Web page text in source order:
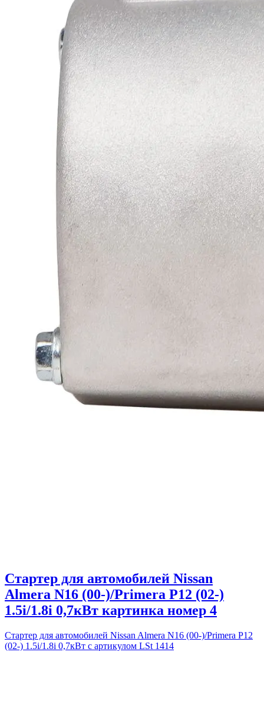
Стартер для автомобилей Nissan
Almera N16 (00-)/Primera P12 (02-)
1.5i/1.8i 0,7кВт картинка номер 4
Стартер для автомобилей Nissan Almera N16 (00-)/Primera P12
(02-) 1.5i/1.8i 0,7кВт с артикулом LSt 1414